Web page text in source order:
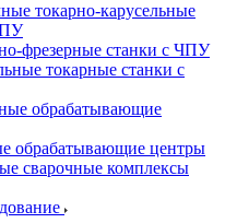
токарно-карусельные
фрезерные станки с ЧПУ
токарные станки с
обрабатывающие
обрабатывающие центры
сварочные комплексы